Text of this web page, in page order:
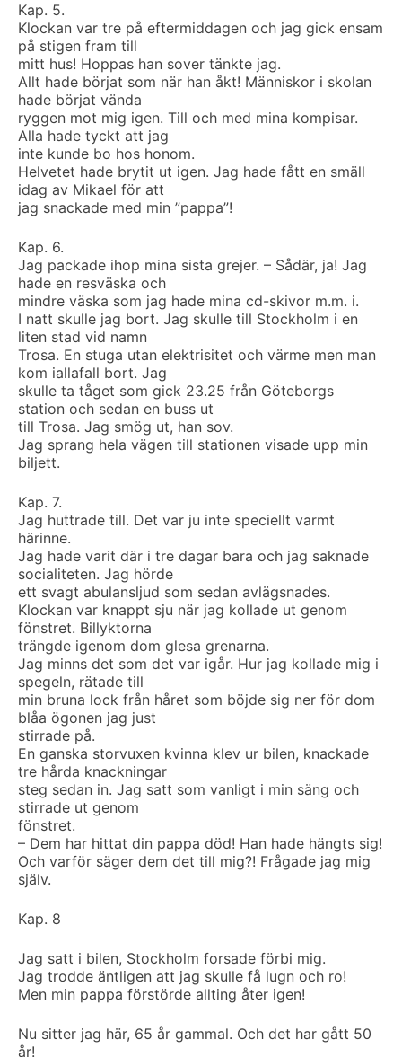
Kap. 5.
Klockan var tre på eftermiddagen och jag gick ensam
på stigen fram till
mitt hus! Hoppas han sover tänkte jag.
Allt hade börjat som när han åkt! Människor i skolan
hade börjat vända
ryggen mot mig igen. Till och med mina kompisar.
Alla hade tyckt att jag
inte kunde bo hos honom.
Helvetet hade brytit ut igen. Jag hade fått en smäll
idag av Mikael för att
jag snackade med min ”pappa”!
Kap. 6.
Jag packade ihop mina sista grejer. – Sådär, ja! Jag
hade en resväska och
mindre väska som jag hade mina cd-skivor m.m. i.
I natt skulle jag bort. Jag skulle till Stockholm i en
liten stad vid namn
Trosa. En stuga utan elektrisitet och värme men man
kom iallafall bort. Jag
skulle ta tåget som gick 23.25 från Göteborgs
station och sedan en buss ut
till Trosa. Jag smög ut, han sov.
Jag sprang hela vägen till stationen visade upp min
biljett.
Kap. 7.
Jag huttrade till. Det var ju inte speciellt varmt
härinne.
Jag hade varit där i tre dagar bara och jag saknade
socialiteten. Jag hörde
ett svagt abulansljud som sedan avlägsnades.
Klockan var knappt sju när jag kollade ut genom
fönstret. Billyktorna
trängde igenom dom glesa grenarna.
Jag minns det som det var igår. Hur jag kollade mig i
spegeln, rätade till
min bruna lock från håret som böjde sig ner för dom
blåa ögonen jag just
stirrade på.
En ganska storvuxen kvinna klev ur bilen, knackade
tre hårda knackningar
steg sedan in. Jag satt som vanligt i min säng och
stirrade ut genom
fönstret.
– Dem har hittat din pappa död! Han hade hängts sig!
Och varför säger dem det till mig?! Frågade jag mig
själv.
Kap. 8
Jag satt i bilen, Stockholm forsade förbi mig.
Jag trodde äntligen att jag skulle få lugn och ro!
Men min pappa förstörde allting åter igen!
Nu sitter jag här, 65 år gammal. Och det har gått 50
år!